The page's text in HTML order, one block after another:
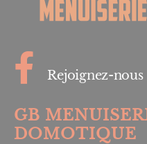
Rejoignez-nous
GB
DOMOTIQUE